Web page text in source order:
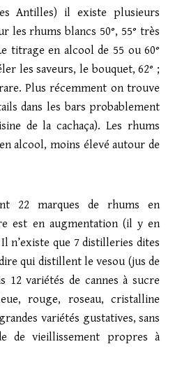
Antilles) il existe plusieurs
les rhums blancs 50°, 55° très
titrage en alcool de 55 ou 60°
les saveurs, le bouquet, 62° ;
Plus récemment on trouve
dans les bars probablement
de la cachaça). Les rhums
alcool, moins élevé autour de
22 marques de rhums en
est en augmentation (il y en
n’existe que 7 distilleries dites
qui distillent le vesou (jus de
12 variétés de cannes à sucre
rouge, roseau, cristalline
variétés gustatives, sans
de vieillissement propres à